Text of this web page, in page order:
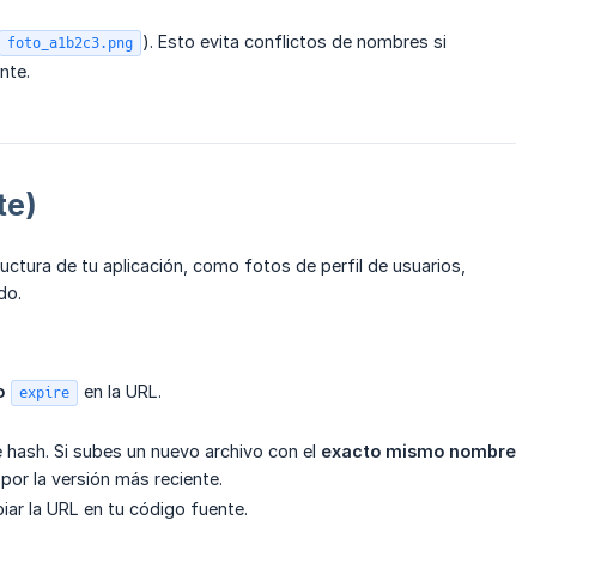
foto_a1b2c3.png ). Esto evita conflictos de nombres si
de tu aplicación, como fotos de perfil de usuarios,
expire en la URL.
Si subes un nuevo archivo con el exacto mismo nombre
la versión más reciente.
la URL en tu código fuente.